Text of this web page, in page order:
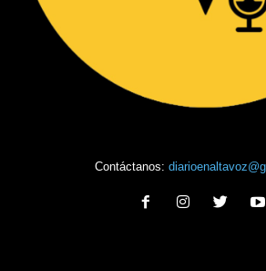
Contáctanos: